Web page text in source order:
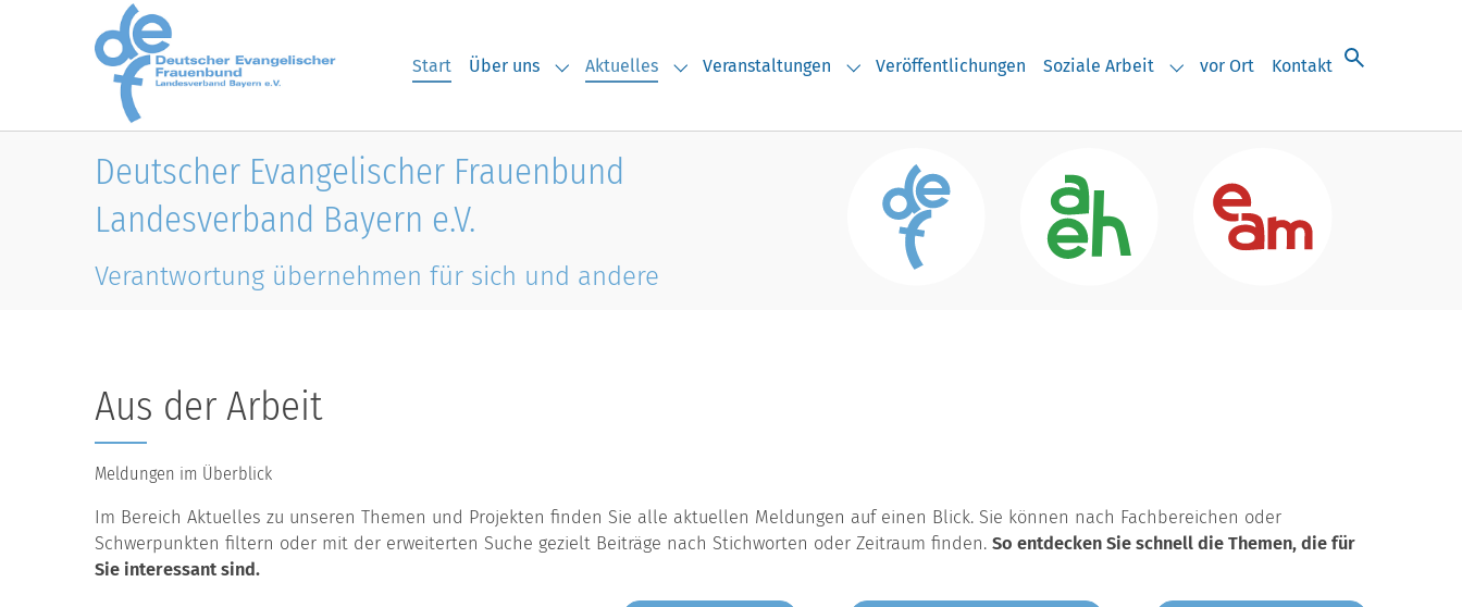
Skip to main content
Start Über uns
Submenu for "Über uns"
Aktuelles(current)
Submenu for "Aktuelles"
Veranstaltungen
Submenu for "Veranstaltungen"
Veröffentlichungen Soziale Arbeit
Submenu for "Soziale Arbeit"
vor Ort Kontakt
Deutscher Evangelischer Frauenbund
Landesverband Bayern e.V.
Verantwortung übernehmen für sich und andere
Aus der Arbeit
Meldungen im Überblick
Im Bereich Aktuelles zu unseren Themen und Projekten finden Sie alle aktuellen Meldungen auf einen Blick. Sie können nach Fachbereichen oder
Schwerpunkten filtern oder mit der erweiterten Suche gezielt Beiträge nach Stichworten oder Zeitraum finden.So entdecken Sie schnell die Themen, die für
Sie interessant sind.